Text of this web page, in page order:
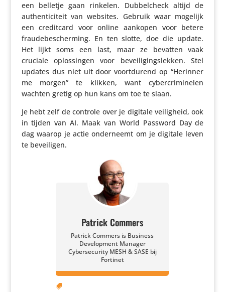
een belletje gaan rinkelen. Dubbel­check altijd de
authen­ti­ci­teit van websites. Gebruik waar mogelijk
een credit­card voor online aankopen voor betere
frau­de­be­scher­ming. En ten slotte, doe die update.
Het lijkt soms een last, maar ze bevatten vaak
cruciale oplos­singen voor bevei­li­gings­lekken. Stel
updates dus niet uit door voort­du­rend op “Herinner
me morgen” te klikken, want cyber­cri­mi­nelen
wachten gretig op hun kans om toe te slaan.
Je hebt zelf de controle over je digitale veilig­heid, ook
in tijden van AI. Maak van World Password Day de
dag waarop je actie onder­neemt om je digitale leven
te beveiligen.
Patrick Commers
Patrick Commers is Business
Development Manager
Cybersecurity MESH & SASE bij
Fortinet
